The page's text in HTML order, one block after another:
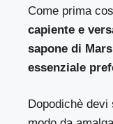
Come prima
capiente e
sapone di
essenziale
Dopodichè devi